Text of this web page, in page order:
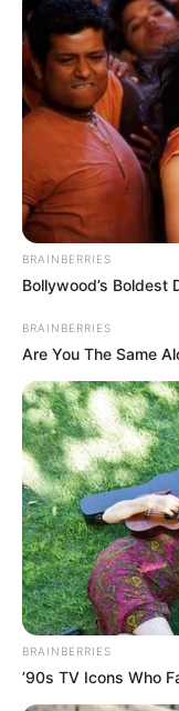
BRAINBERRIES
Bollywood’s Boldest
BRAINBERRIES
Are You The Same
BRAINBERRIES
’90s TV Icons Who